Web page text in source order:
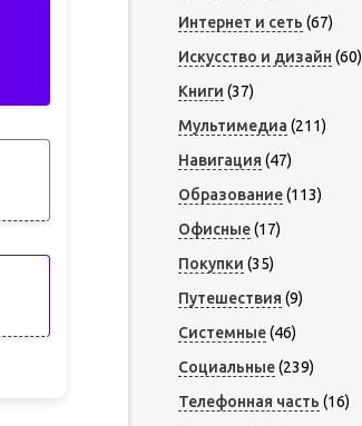
Интернет и сеть (67)
Искусство и дизайн (60)
Книги (37)
Мультимедиа (211)
Навигация (47)
Образование(113)
Офисные(17)
Покупки (35)
Путешествия (9)
Системные(46)
Социальные(239)
Телефонная часть (16)